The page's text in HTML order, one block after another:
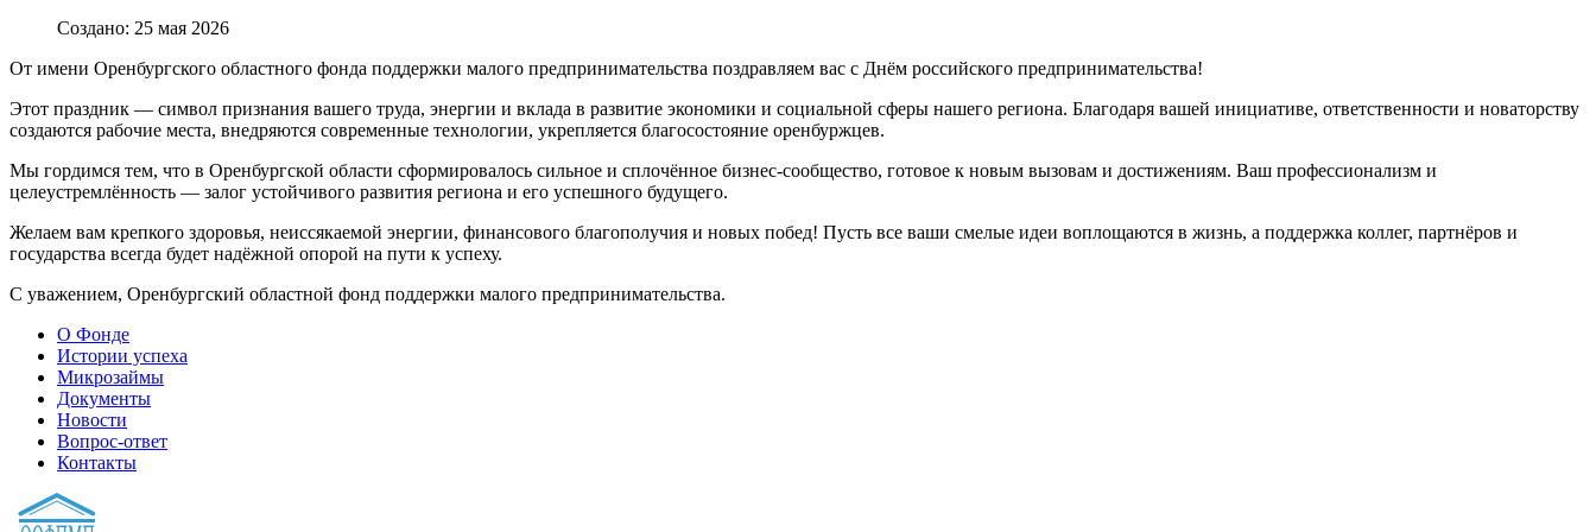
Создано: 25 мая 2026
От имени Оренбургского областного фонда поддержки малого предпринимательства поздравляем вас с Днём российского предпринимательства!
Этот праздник — символ признания вашего труда, энергии и вклада в развитие экономики и социальной сферы нашего региона. Благодаря вашей инициативе, ответственности и новаторству
создаются рабочие места, внедряются современные технологии, укрепляется благосостояние оренбуржцев.
Мы гордимся тем, что в Оренбургской области сформировалось сильное и сплочённое бизнес-сообщество, готовое к новым вызовам и достижениям. Ваш профессионализм и
целеустремлённость — залог устойчивого развития региона и его успешного будущего.
Желаем вам крепкого здоровья, неиссякаемой энергии, финансового благополучия и новых побед! Пусть все ваши смелые идеи воплощаются в жизнь, а поддержка коллег, партнёров и
государства всегда будет надёжной опорой на пути к успеху.
С уважением, Оренбургский областной фонд поддержки малого предпринимательства.
О Фонде
Истории успеха
Микрозаймы
Документы
Новости
Вопрос-ответ
Контакты